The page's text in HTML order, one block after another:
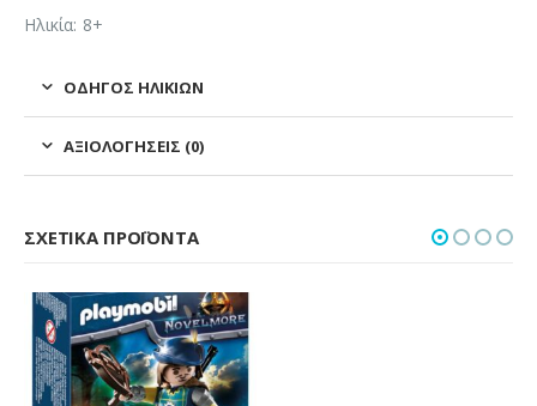
Ηλικία: 8+
ΟΔΗΓΌΣ ΗΛΙΚΙΏΝ
ΑΞΙΟΛΟΓΉΣΕΙΣ (0)
ΣΧΕΤΙΚΆ ΠΡΟΪΌΝΤΑ